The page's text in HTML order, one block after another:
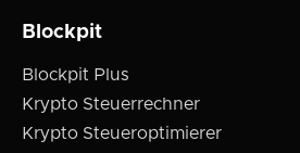
Blockpit
Blockpit Plus
Krypto Steuerrechner
Krypto Steueroptimierer